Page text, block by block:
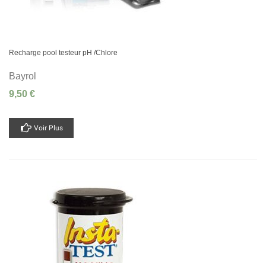
Recharge pool testeur pH /Chlore
Bayrol
9,50 €
Voir Plus